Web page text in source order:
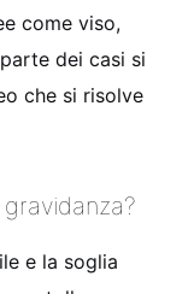
come viso,
dei casi si
che si risolve
e la soglia